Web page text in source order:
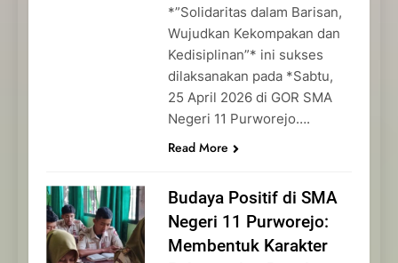
*”Solidaritas dalam Barisan,
Wujudkan Kekompakan dan
Kedisiplinan”* ini sukses
dilaksanakan pada *Sabtu,
25 April 2026 di GOR SMA
Negeri 11 Purworejo….
Read More
Budaya Positif di SMA
Negeri 11 Purworejo:
Membentuk Karakter